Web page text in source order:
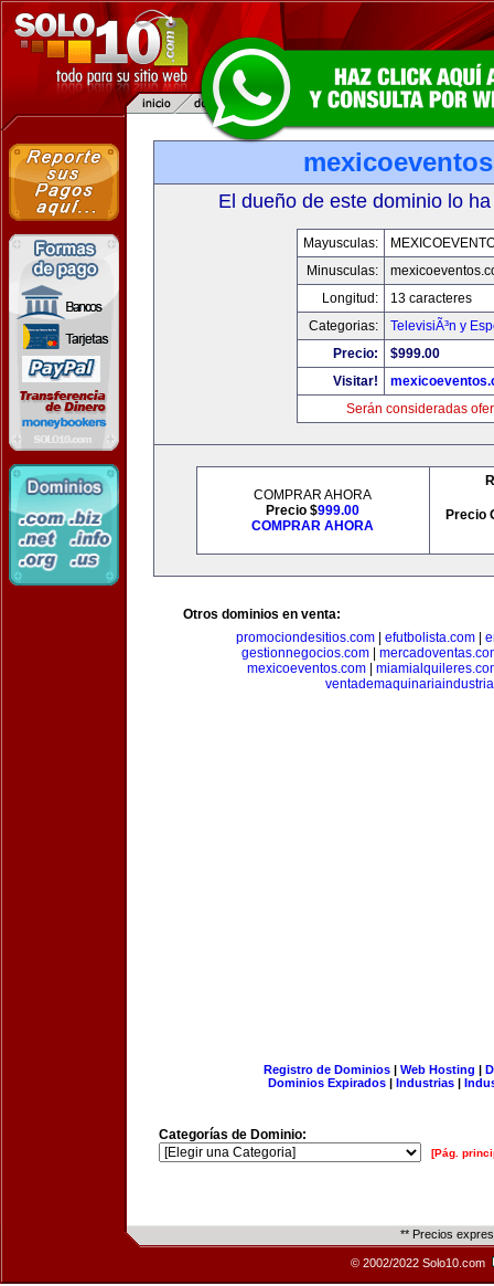
El dueño de este dominio lo
Mayusculas:
Minusculas:
Longitud:
13 caracteres
Categorias:
TelevisiÃ³n y
Precio:
$999.00
Visitar!
Serán consideradas
COMPRAR AHORA
Precio $999.00
COMPRAR AHORA
Precio
Otros dominios en venta:
promociondesitios.com| efutbolista.com|
gestionnegocios.com
mexicoeventos.com
Registro de Dominios| Web Hosting |
Dominios Expirados | Industrias |
Categorías de Dominio:
[Pág.
** Precios
© 2002/2022 Solo10.com